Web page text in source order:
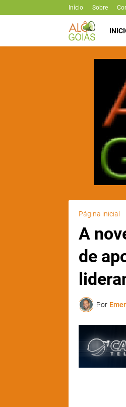
Início Sobre
Página inicial
A
de
Por